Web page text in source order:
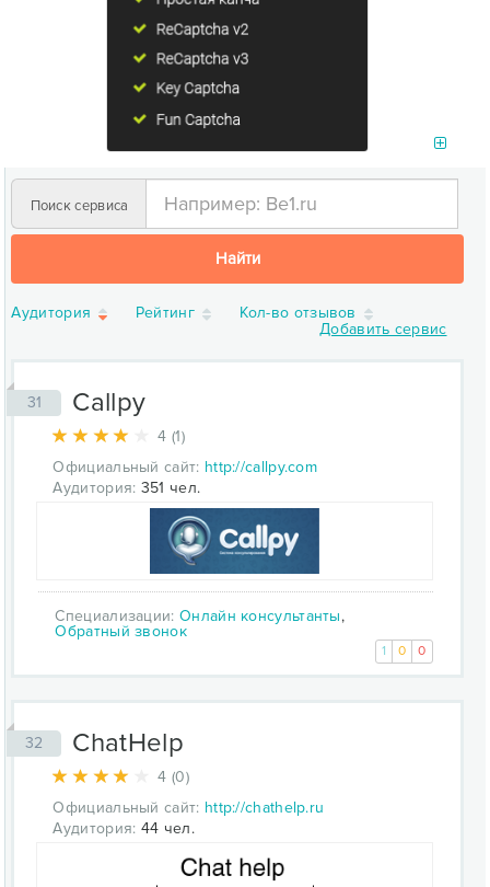
Поиск сервиса
Найти
Аудитория Рейтинг
Кол-во отзывов
Добавить сервис
31 Callpy
4 (1)
Официальный сайт: http://callpy.com
Аудитория: 351 чел.
Специализации: Онлайн консультанты,
Обратный звонок
1 0 0
32 ChatHelp
4 (0)
Официальный сайт: http://chathelp.ru
Аудитория: 44 чел.